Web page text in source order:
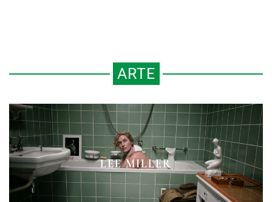
ARTE
LEE MILLER
PORTADAS FESTIVAS Y ARCOS
TRIUNFALES
BAJO EL SIGNO DE SATURNO